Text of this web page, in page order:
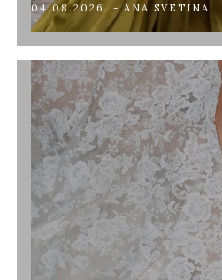
04.08.2026. - ANA SVETINA